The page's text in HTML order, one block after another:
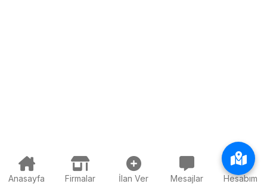
Anasayfa Firmalar İlan Ver Mesajlar Hesabım